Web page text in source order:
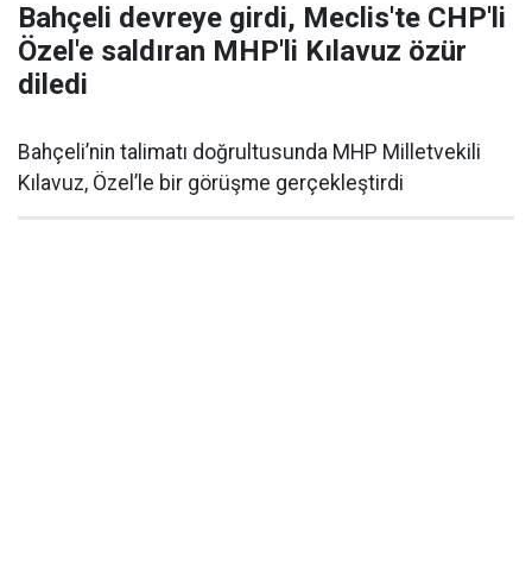
Bahçeli devreye girdi, Meclis'te CHP'li
Özel'e saldıran MHP'li Kılavuz özür
diledi
Bahçeli’nin talimatı doğrultusunda MHP Milletvekili
Kılavuz, Özel’le bir görüşme gerçekleştirdi